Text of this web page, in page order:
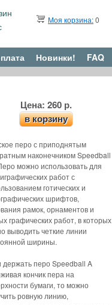
Моя корзина:0
Новинки! FAQ
Цена: 260 р.
в корзину
перо с приподнятым
наконечником Speedball
можно использовать для
работ с
готических и
шрифтов,
рамок, орнаментов и
графических работ, в которых
выводить четкие линии
ширины.
держать перо Speedball A
кончик пера на
бумаги, то можно
ровную линию,